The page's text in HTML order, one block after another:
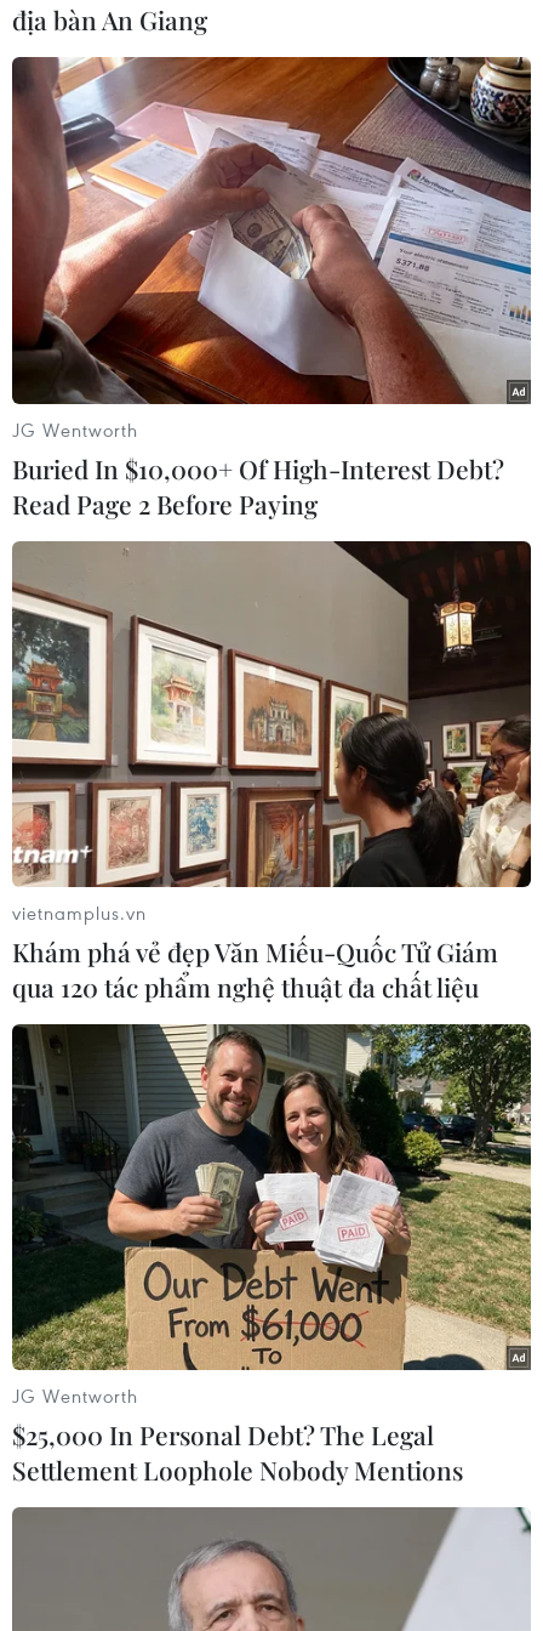
Siêu mẫu Như Vân hỗ trợ Ngọc Hằng tập luyện các kỹ năng
trình diễn. (Ảnh: CTV/Vietnam+)
Trước đó, qua 2 buổi tập luyện đầu tiên, siêu
mẫu Như Vân đã khẳng định Ngọc Hằng đang
thể hiện rất tốt và tập trung, nhưng cần trau dồi
thêm các kỹ năng trình diễn như bung tà, đá
chân để tạo điểm nhấn.
Đặc biệt, trong tập phát sóng đầu tiên của chuỗi
Road to Miss Intercontinental 2023 vừa công bố
có thể thấy Ngọc Hằng đã học và nắm bắt rất
nhanh để có thể trình diễn được những “cú”
bung tà thần thái, khiến “cô giáo” Như Vân phải
trầm trồ.
Ngọc Hằng cũng từng để lại dấu ấn với những
màn trình diễn cuốn hút khi đảm nhận vai trò
mở màn các bộ sưu tập trên sàn catwalk trong
các mùa Vietnam Beauty Fashion Fest 4 và 5 vừa
qua./.
#Miss Intercontinental #Kỹ năng
#Catwalk
Theo dõi VietnamPlus
địa bàn An Giang
JG Wentworth
Buried In $10,000+ Of High-Interest Debt?
Read Page 2 Before Paying
vietnamplus.vn
Khám phá vẻ đẹp Văn Miếu-Quốc Tử Giám
qua 120 tác phẩm nghệ thuật đa chất liệu
JG Wentworth
$25,000 In Personal Debt? The Legal
Settlement Loophole Nobody Mentions